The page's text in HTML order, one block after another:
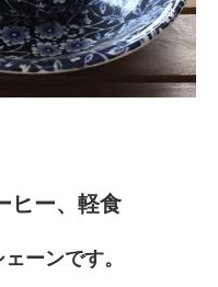
ヒー、軽食
ーンです。